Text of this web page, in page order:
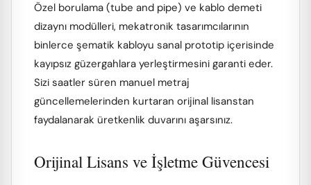
Özel borulama (tube and pipe) ve kablo demeti
dizaynı modülleri, mekatronik tasarımcılarının
binlerce şematik kabloyu sanal prototip içerisinde
kayıpsız güzergahlara yerleştirmesini garanti eder.
Sizi saatler süren manuel metraj
güncellemelerinden kurtaran orijinal lisanstan
faydalanarak üretkenlik duvarını aşarsınız.
Orijinal Lisans ve İşletme Güvencesi